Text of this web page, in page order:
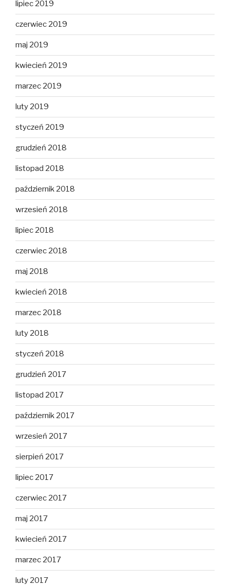
lipiec 2019
czerwiec 2019
maj 2019
kwiecień 2019
marzec 2019
luty 2019
styczeń 2019
grudzień 2018
listopad 2018
październik 2018
wrzesień 2018
lipiec 2018
czerwiec 2018
maj 2018
kwiecień 2018
marzec 2018
luty 2018
styczeń 2018
grudzień 2017
listopad 2017
październik 2017
wrzesień 2017
sierpień 2017
lipiec 2017
czerwiec 2017
maj 2017
kwiecień 2017
marzec 2017
luty 2017